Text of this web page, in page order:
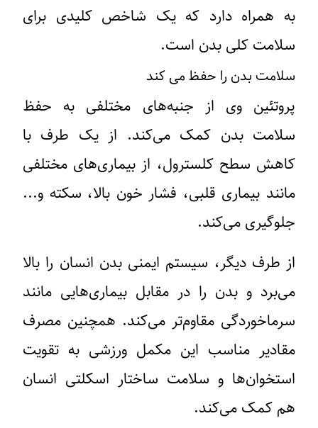
به همراه دارد که یک شاخص کلیدی برای
سلامت کلی بدن است.
سلامت بدن را حفظ می کند
پروتئین وی از جنبه‌های مختلفی به حفظ
سلامت بدن کمک می‌کند. از یک طرف با
کاهش سطح کلسترول، از بیماری‌های مختلفی
مانند بیماری قلبی، فشار خون بالا، سکته و...
جلوگیری می‌کند.
از طرف دیگر، سیستم ایمنی بدن انسان را بالا
می‌برد و بدن را در مقابل بیماری‌هایی مانند
سرماخوردگی مقاوم‌تر می‌کند. همچنین مصرف
مقادیر مناسب این مکمل ورزشی به تقویت
استخوان‌ها و سلامت ساختار اسکلتی انسان
هم کمک می‌کند.